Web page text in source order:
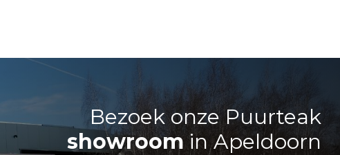
Bezoek onze Puurteak
showroomin Apeldoorn